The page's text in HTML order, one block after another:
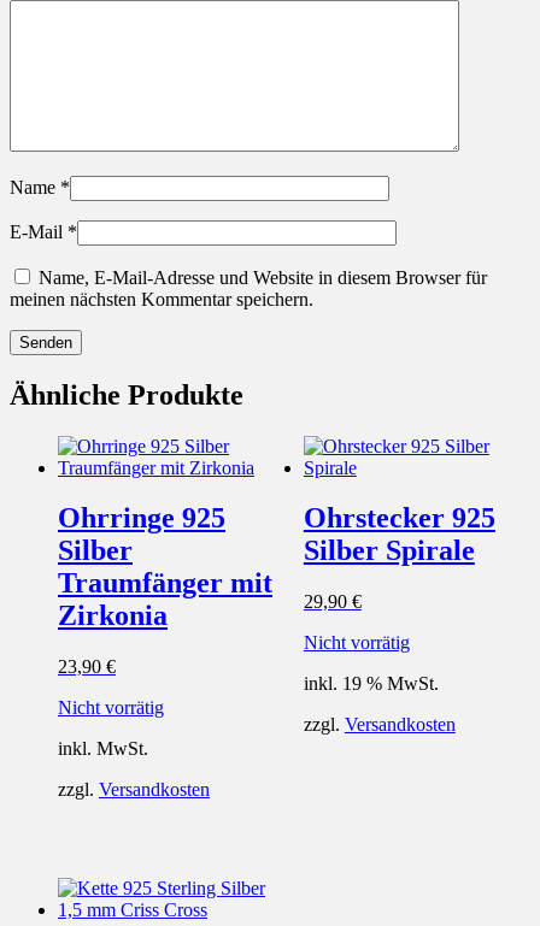
Name *
E-Mail *
Name, E-Mail-Adresse und Website in diesem Browser für
meinen nächsten Kommentar speichern.
Ähnliche Produkte
Ohrringe 925
Silber
Traumfänger mit
Zirkonia
23,90 €
Nicht vorrätig
inkl. MwSt.
zzgl. Versandkosten
Ohrstecker 925
Silber Spirale
29,90 €
Nicht vorrätig
inkl. 19 % MwSt.
zzgl. Versandkosten